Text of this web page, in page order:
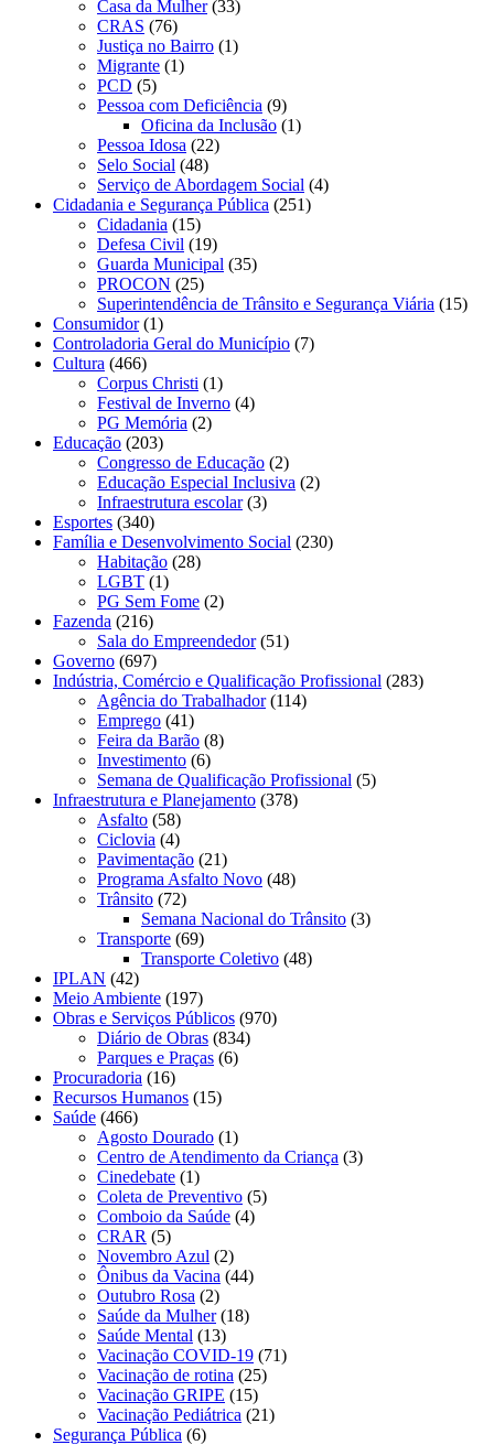
Casa da Mulher(33)
CRAS (76)
Justiça no Bairro (1)
Migrante (1)
PCD (5)
Pessoa com Deficiência (9)
Oficina da Inclusão (1)
Pessoa Idosa (22)
Selo Social (48)
Serviço de Abordagem Social (4)
Cidadania e Segurança Pública (251)
Cidadania (15)
Defesa Civil (19)
Guarda Municipal (35)
PROCON (25)
Superintendência de Trânsito e Segurança Viária (15)
Consumidor(1)
Controladoria Geral do Município (7)
Cultura (466)
Corpus Christi (1)
Festival de Inverno (4)
PG Memória (2)
Educação (203)
Congresso de Educação (2)
Educação Especial Inclusiva (2)
Infraestrutura escolar(3)
Esportes (340)
Família e Desenvolvimento Social (230)
Habitação (28)
LGBT (1)
PG Sem Fome (2)
Fazenda (216)
Sala do Empreendedor(51)
Governo (697)
Indústria, Comércio e Qualificação Profissional (283)
Agência do Trabalhador(114)
Emprego (41)
Feira da Barão (8)
Investimento (6)
Semana de Qualificação Profissional (5)
Infraestrutura e Planejamento (378)
Asfalto (58)
Ciclovia (4)
Pavimentação (21)
Programa Asfalto Novo (48)
Trânsito (72)
Semana Nacional do Trânsito (3)
Transporte (69)
Transporte Coletivo (48)
IPLAN (42)
Meio Ambiente (197)
Obras e Serviços Públicos (970)
Diário de Obras (834)
Parques e Praças (6)
Procuradoria (16)
Recursos Humanos (15)
Saúde (466)
Agosto Dourado (1)
Centro de Atendimento da Criança (3)
Cinedebate (1)
Coleta de Preventivo (5)
Comboio da Saúde (4)
CRAR (5)
Novembro Azul (2)
Ônibus da Vacina (44)
Outubro Rosa (2)
Saúde da Mulher(18)
Saúde Mental (13)
Vacinação COVID-19 (71)
Vacinação de rotina (25)
Vacinação GRIPE (15)
Vacinação Pediátrica (21)
Segurança Pública (6)